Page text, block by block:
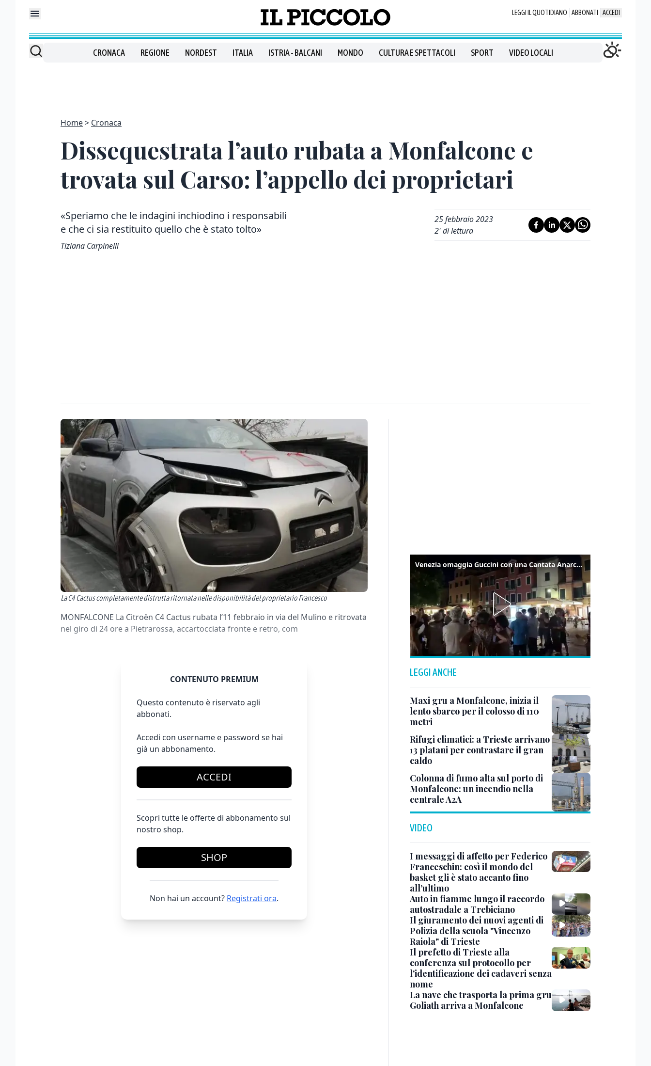
LEGGI IL QUOTIDIANO ABBONATI ACCEDI
CRONACA REGIONE NORDEST ITALIA ISTRIA - BALCANI MONDO CULTURA E SPETTACOLI SPORT VIDEO LOCALI
Home Cronaca
Dissequestrata l’auto rubata a Monfalcone e
trovata sul Carso: l’appello dei proprietari
«Speriamo che le indagini inchiodino i responsabili
e che ci sia restituito quello che è stato tolto»
Tiziana Carpinelli
25 febbraio 2023
2' di lettura
La C4 Cactus completamente distrutta ritornata nelle disponibilità del proprietario Francesco
MONFALCONE La Citroën C4 Cactus rubata l’11 febbraio in via del Mulino e ritrovata
nel giro di 24 ore a Pietrarossa, accartocciata fronte e retro, com
CONTENUTO PREMIUM
Questo contenuto è riservato agli
abbonati.
Accedi con username e password se hai
già un abbonamento.
ACCEDI
Scopri tutte le offerte di abbonamento sul
nostro shop.
SHOP
Non hai un account? Registrati ora.
Venezia omaggia Guccini con una Cantata Anarchica in campo Santa Margherita
LEGGI ANCHE
Maxi gru a Monfalcone, inizia il
lento sbarco per il colosso di 110
metri
Rifugi climatici: a Trieste arrivano
13 platani per contrastare il gran
caldo
Colonna di fumo alta sul porto di
Monfalcone: un incendio nella
centrale A2A
VIDEO
I messaggi di affetto per Federico
Franceschin: così il mondo del
basket gli è stato accanto fino
all’ultimo
Auto in fiamme lungo il raccordo
autostradale a Trebiciano
Il giuramento dei nuovi agenti di
Polizia della scuola "Vincenzo
Raiola" di Trieste
Il prefetto di Trieste alla
conferenza sul protocollo per
l'identificazione dei cadaveri senza
nome
La nave che trasporta la prima gru
Goliath arriva a Monfalcone